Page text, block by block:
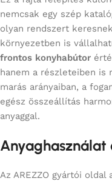
nemcsak egy szép
olyan rendszert
környezetben is
frontos konyhabútor
hanem a részleteiben is
marás arányaiban, a
egész összeállítás
anyaggal.
Anyaghasználat
Az AREZZO gyártói